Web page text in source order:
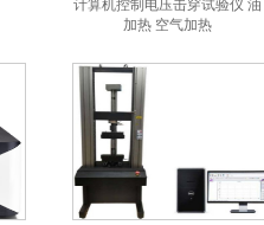
计算机控制电压击穿试验仪 油
加热 空气加热